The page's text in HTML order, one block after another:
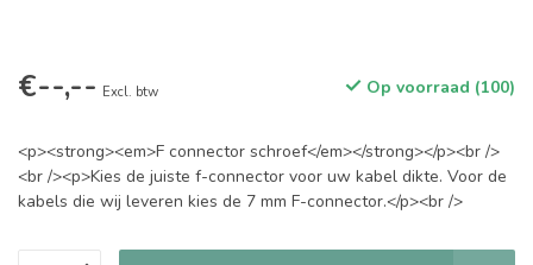
€--,-- Excl. btw Op voorraad (100)
<p><strong><em>F connector schroef</em></strong></p><br />
<br /><p>Kies de juiste f-connector voor uw kabel dikte. Voor de
kabels die wij leveren kies de 7 mm F-connector.</p><br />